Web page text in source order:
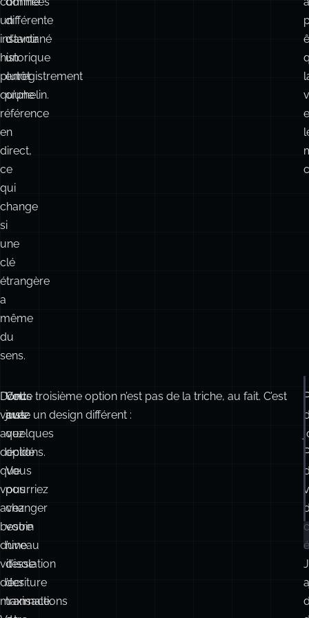
un
instantané
historique
plutôt
qu’une
référence
en
direct,
ce
qui
change
si
une
clé
étrangère
a
même
du
sens.
différente
d’avoir
un
enregistrement
orphelin.
Donc
vous
avez
décidé
que
vous
avez
besoin
d’une
vitesse
d’écriture
maximale.
Vous
avez
quelques
options.
Vous
pourriez
changer
votre
niveau
d’isolation
des
transactions
Cette troisième option n’est pas de la triche, au fait. C’est
juste un design différent :